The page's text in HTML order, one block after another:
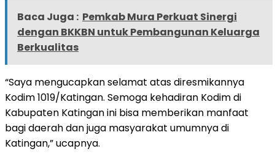
Baca Juga : Pemkab Mura Perkuat Sinergi
dengan BKKBN untuk Pembangunan Keluarga
Berkualitas
“Saya mengucapkan selamat atas diresmikannya
Kodim 1019/Katingan. Semoga kehadiran Kodim di
Kabupaten Katingan ini bisa memberikan manfaat
bagi daerah dan juga masyarakat umumnya di
Katingan,” ucapnya.